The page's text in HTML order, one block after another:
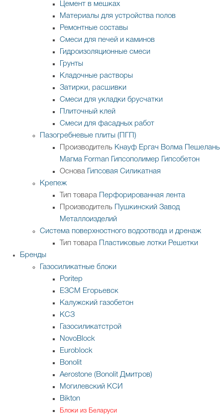
Цемент в мешках
Материалы для устройства полов
Ремонтные составы
Смеси для печей и каминов
Гидроизоляционные смеси
Грунты
Кладочные растворы
Затирки, расшивки
Смеси для укладки брусчатки
Плиточный клей
Смеси для фасадных работ
Пазогребневые плиты (ПГП)
Производитель Кнауф Ергач Волма
Пешелань
Магма Forman Гипсополимер
Гипсобетон
Основа
Гипсовая Силикатная
Крепеж
Тип товара
Перфорированная лента
Производитель
Пушкинский Завод
Металлоизделий
Система поверхностного водоотвода и дренаж
Тип товара
Пластиковые лотки Решетки
Бренды
Газосиликатные блоки
Poritep
ЕЗСМ Егорьевск
Калужский газобетон
КСЗ
Газосиликатстрой
NovoBlock
Euroblock
Bonolit
Aerostone (Bonolit Дмитров)
Могилевский КСИ
Bikton
Блоки из Беларуси